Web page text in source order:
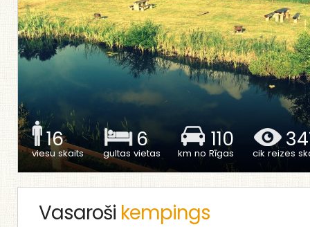
16
viesu skaits
6
gultas vietas
110
km no Rīgas cik reizes
Vasaroši kempings